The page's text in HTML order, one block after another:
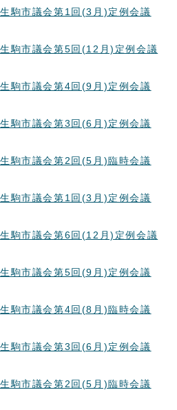
駒市議会第1回(3月)定例会議
駒市議会第5回(12月)定例会議
駒市議会第4回(9月)定例会議
駒市議会第3回(6月)定例会議
駒市議会第2回(5月)臨時会議
駒市議会第1回(3月)定例会議
駒市議会第6回(12月)定例会議
駒市議会第5回(9月)定例会議
駒市議会第4回(8月)臨時会議
駒市議会第3回(6月)定例会議
駒市議会第2回(5月)臨時会議